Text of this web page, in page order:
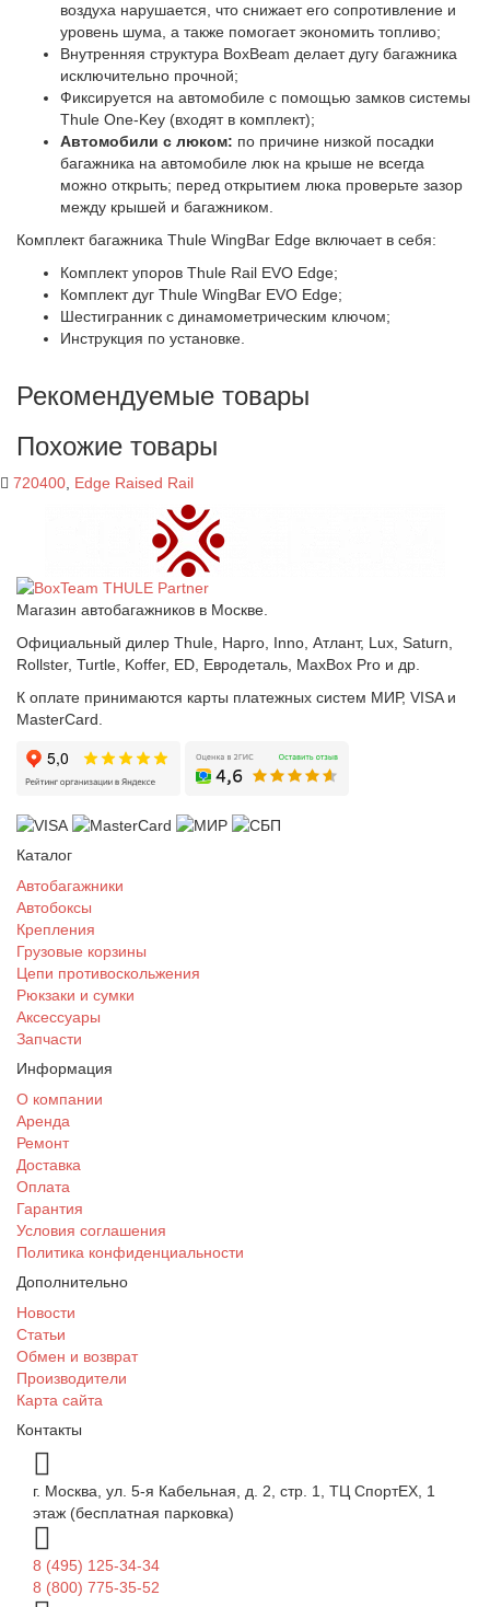
воздуха нарушается, что снижает его сопротивление и
уровень шума, а также помогает экономить топливо;
Внутренняя структура BoxBeam делает дугу багажника
исключительно прочной;
Фиксируется на автомобиле с помощью замков системы
Thule One-Key (входят в комплект);
Автомобили с люком: по причине низкой посадки
багажника на автомобиле люк на крыше не всегда
можно открыть; перед открытием люка проверьте зазор
между крышей и багажником.
Комплект багажника Thule WingBar Edge включает в себя:
Комплект упоров Thule Rail EVO Edge;
Комплект дуг Thule WingBar EVO Edge;
Шестигранник с динамометрическим ключом;
Инструкция по установке.
Рекомендуемые товары
Похожие товары
720400, Edge Raised Rail
Магазин автобагажников в Москве.
Официальный дилер Thule, Hapro, Inno, Атлант, Lux, Saturn,
Rollster, Turtle, Koffer, ED, Евродеталь, MaxBox Pro и др.
К оплате принимаются карты платежных систем МИР, VISA и
MasterCard.
Каталог
Автобагажники
Автобоксы
Крепления
Грузовые корзины
Цепи противоскольжения
Рюкзаки и сумки
Аксессуары
Запчасти
Информация
О компании
Аренда
Ремонт
Доставка
Оплата
Гарантия
Условия соглашения
Политика конфиденциальности
Дополнительно
Новости
Статьи
Обмен и возврат
Производители
Карта сайта
Контакты
г. Москва, ул. 5-я Кабельная, д. 2, стр. 1, ТЦ СпортEX, 1
этаж (бесплатная парковка)
8 (495) 125-34-34
8 (800) 775-35-52